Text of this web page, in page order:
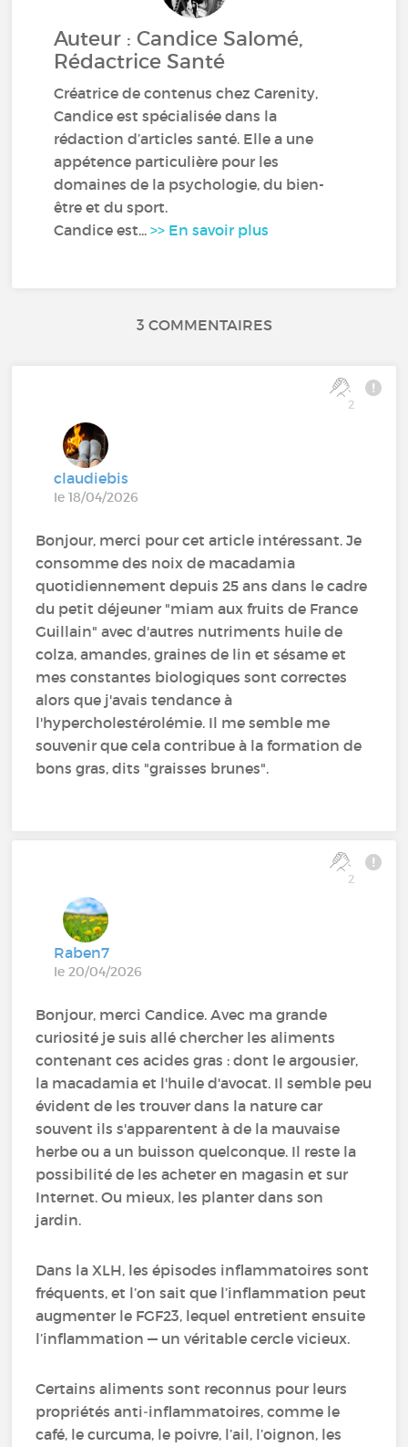
Auteur : Candice Salomé,
Rédactrice Santé
Créatrice de contenus chez Carenity,
Candice est spécialisée dans la
rédaction d’articles santé. Elle a une
appétence particulière pour les
domaines de la psychologie, du bien-
être et du sport.
Candice est...>> En savoir plus
3 COMMENTAIRES
2
claudiebis
le 18/04/2026
Bonjour, merci pour cet article intéressant. Je
consomme des noix de macadamia
quotidiennement depuis 25 ans dans le cadre
du petit déjeuner "miam aux fruits de France
Guillain" avec d'autres nutriments huile de
colza, amandes, graines de lin et sésame et
mes constantes biologiques sont correctes
alors que j'avais tendance à
l'hypercholestérolémie. Il me semble me
souvenir que cela contribue à la formation de
bons gras, dits "graisses brunes".
2
Raben7
le 20/04/2026
Bonjour, merci Candice. Avec ma grande
curiosité je suis allé chercher les aliments
contenant ces acides gras : dont le argousier,
la macadamia et l'huile d'avocat. Il semble peu
évident de les trouver dans la nature car
souvent ils s'apparentent à de la mauvaise
herbe ou a un buisson quelconque. Il reste la
possibilité de les acheter en magasin et sur
Internet. Ou mieux, les planter dans son
jardin.
Dans la XLH, les épisodes inflammatoires sont
fréquents, et l’on sait que l’inflammation peut
augmenter le FGF23, lequel entretient ensuite
l’inflammation — un véritable cercle vicieux.
Certains aliments sont reconnus pour leurs
propriétés anti‑inflammatoires, comme le
café, le curcuma, le poivre, l’ail, l’oignon, les